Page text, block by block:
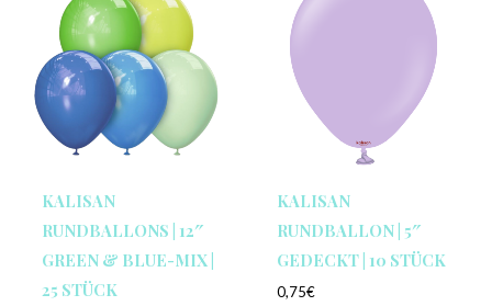
KALISAN
RUNDBALLONS | 12″
GREEN & BLUE-MIX |
25 STÜCK
KALISAN
RUNDBALLON | 5″
GEDECKT | 10 STÜCK
0,75€